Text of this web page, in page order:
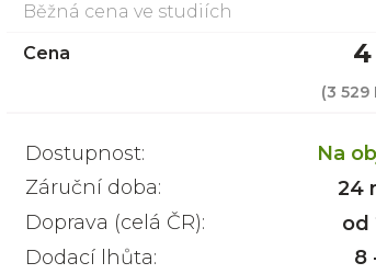
Běžná cena ve studiích
Cena
(3 529
Dostupnost:
Na
Záruční doba:
24
Doprava (celá ČR):
od
Dodací lhůta:
8